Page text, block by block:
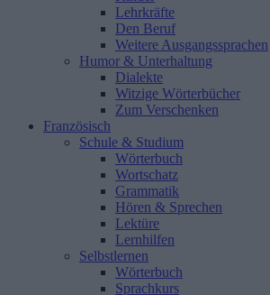
Lehrkräfte
Den Beruf
Weitere Ausgangssprachen
Humor & Unterhaltung
Dialekte
Witzige Wörterbücher
Zum Verschenken
Französisch
Schule & Studium
Wörterbuch
Wortschatz
Grammatik
Hören & Sprechen
Lektüre
Lernhilfen
Selbstlernen
Wörterbuch
Sprachkurs